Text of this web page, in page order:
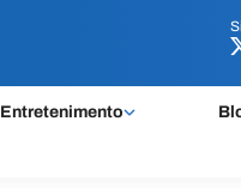
Entretenimento